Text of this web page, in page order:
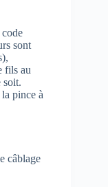
sont
fils au
soit.
pince à
câblage